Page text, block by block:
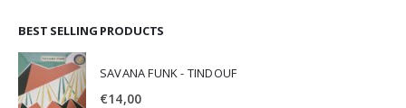
BEST SELLING PRODUCTS
SAVANA FUNK - TINDOUF
€14,00